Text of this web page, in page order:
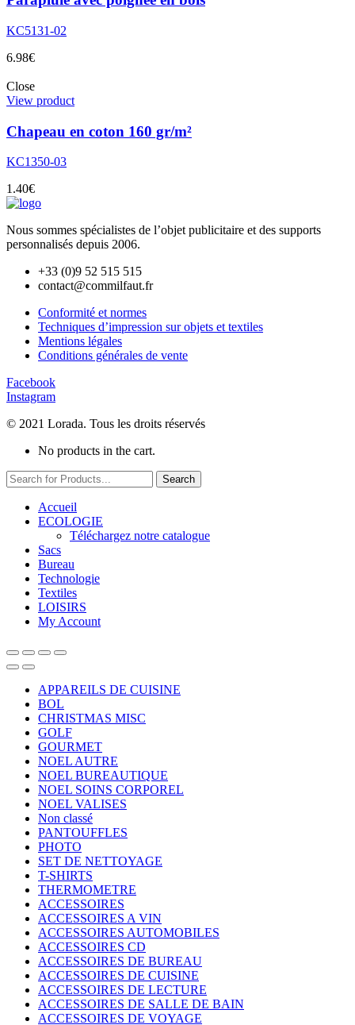
KC5131-02
6.98€
Close
View product
Chapeau en coton 160 gr/m²
KC1350-03
1.40€
Nous sommes spécialistes de l’objet publicitaire et des supports
personnalisés depuis 2006.
+33 (0)9 52 515 515
contact@commilfaut.fr
Conformité et normes
Techniques d’impression sur objets et textiles
Mentions légales
Conditions générales de vente
Facebook
Instagram
© 2021 Lorada. Tous les droits réservés
No products in the cart.
Search
Accueil
ECOLOGIE
Téléchargez notre catalogue
Sacs
Bureau
Technologie
Textiles
LOISIRS
My Account
APPAREILS DE CUISINE
BOL
CHRISTMAS MISC
GOLF
GOURMET
NOEL AUTRE
NOEL BUREAUTIQUE
NOEL SOINS CORPOREL
NOEL VALISES
Non classé
PANTOUFFLES
PHOTO
SET DE NETTOYAGE
T-SHIRTS
THERMOMETRE
ACCESSOIRES
ACCESSOIRES A VIN
ACCESSOIRES AUTOMOBILES
ACCESSOIRES CD
ACCESSOIRES DE BUREAU
ACCESSOIRES DE CUISINE
ACCESSOIRES DE LECTURE
ACCESSOIRES DE SALLE DE BAIN
ACCESSOIRES DE VOYAGE